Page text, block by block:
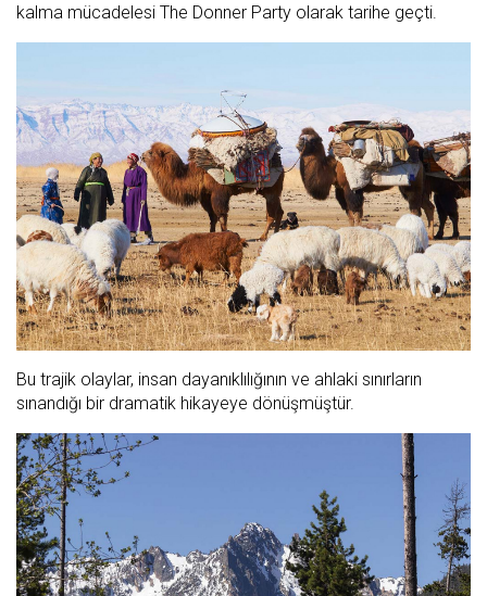
kalma mücadelesi The Donner Party olarak tarihe geçti.
Bu trajik olaylar, insan dayanıklılığının ve ahlaki sınırların
sınandığı bir dramatik hikayeye dönüşmüştür.